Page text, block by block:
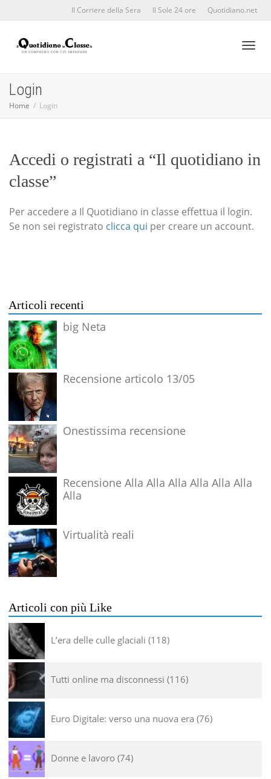
Il Corriere della Sera Il Sole 24 ore Quotidiano.net
Login
Home Login
Accedi o registrati a “Il quotidiano in
classe”
Per accedere a Il Quotidiano in classe effettua il login.
Se non sei registrato clicca qui per creare un account.
Articoli recenti
big Neta
Recensione articolo 13/05
Onestissima recensione
Recensione Alla Alla Alla Alla Alla Alla
Alla
Virtualità reali
Articoli con più Like
L’era delle culle glaciali 118
Tutti online ma disconnessi 116
Euro Digitale: verso una nuova era 76
Donne e lavoro 74